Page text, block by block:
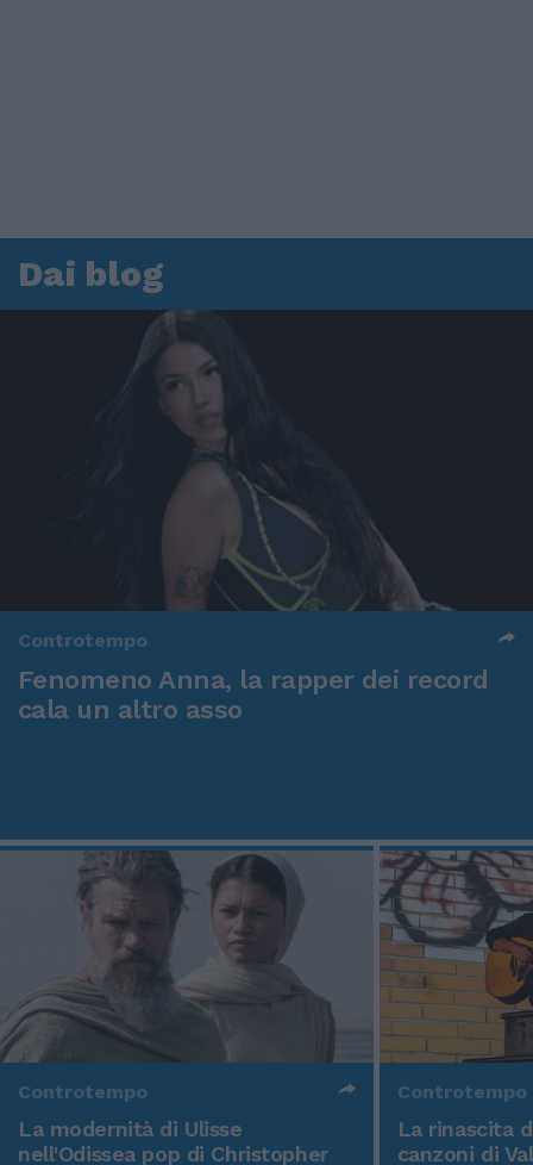
Dai blog
Controtempo
Fenomeno Anna, la rapper dei record
cala un altro asso
Controtempo
La modernità di Ulisse
nell'Odissea pop di Christopher
Controtempo
La rinascita
canzoni di